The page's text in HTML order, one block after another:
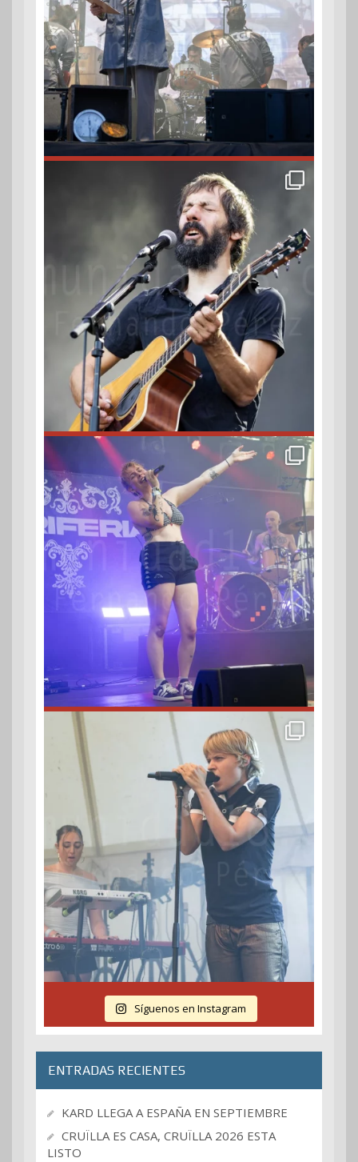
Síguenos en Instagram
ENTRADAS RECIENTES
KARD LLEGA A ESPAÑA EN SEPTIEMBRE
CRUÏLLA ES CASA, CRUÏLLA 2026 ESTA
LISTO